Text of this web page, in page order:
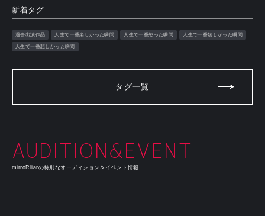
新着タグ
過去出演作品 人生で一番楽しかった瞬間 人生で一番怒った瞬間 人生で一番嬉しかった瞬間
人生で一番悲しかった瞬間
タグ一覧
AUDITION&EVENT
mirroRliarの特別なオーディション＆イベント情報